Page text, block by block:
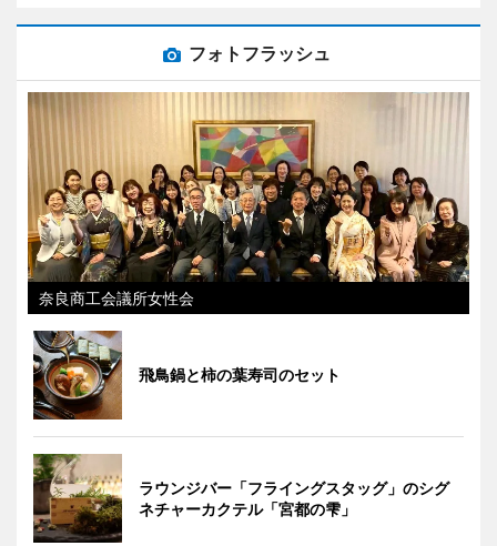
フォトフラッシュ
奈良商工会議所女性会
飛鳥鍋と柿の葉寿司のセット
ラウンジバー「フライングスタッグ」のシグ
ネチャーカクテル「宮都の雫」